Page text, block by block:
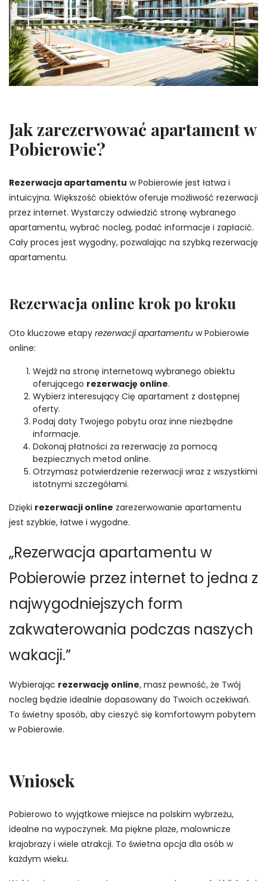
Jak zarezerwować apartament w
Pobierowie?
Rezerwacja apartamentu w Pobierowie jest łatwa i
intuicyjna. Większość obiektów oferuje możliwość rezerwacji
przez internet. Wystarczy odwiedzić stronę wybranego
apartamentu, wybrać nocleg, podać informacje i zapłacić.
Cały proces jest wygodny, pozwalając na szybką rezerwację
apartamentu.
Rezerwacja online krok po kroku
Oto kluczowe etapy rezerwacji apartamentu w Pobierowie
online:
Wejdź na stronę internetową wybranego obiektu
oferującego rezerwację online.
Wybierz interesujący Cię apartament z dostępnej
oferty.
Podaj daty Twojego pobytu oraz inne niezbędne
informacje.
Dokonaj płatności za rezerwację za pomocą
bezpiecznych metod online.
Otrzymasz potwierdzenie rezerwacji wraz z wszystkimi
istotnymi szczegółami.
Dzięki rezerwacji online zarezerwowanie apartamentu
jest szybkie, łatwe i wygodne.
„Rezerwacja apartamentu w
Pobierowie przez internet to jedna z
najwygodniejszych form
zakwaterowania podczas naszych
wakacji.”
Wybierając rezerwację online, masz pewność, że Twój
nocleg będzie idealnie dopasowany do Twoich oczekiwań.
To świetny sposób, aby cieszyć się komfortowym pobytem
w Pobierowie.
Wniosek
Pobierowo to wyjątkowe miejsce na polskim wybrzeżu,
idealne na wypoczynek. Ma piękne plaże, malownicze
krajobrazy i wiele atrakcji. To świetna opcja dla osób w
każdym wieku.